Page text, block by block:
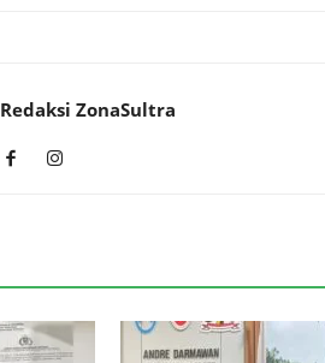
Redaksi ZonaSultra